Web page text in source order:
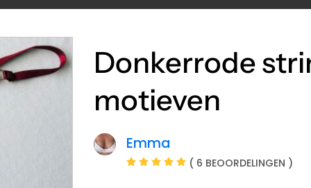
Donkerrode
motieven
Emma
( 6 BEOORDELINGEN )